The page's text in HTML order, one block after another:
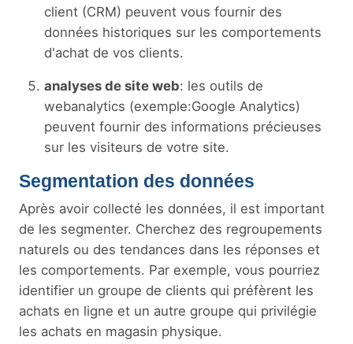
client (CRM) peuvent vous fournir des
données historiques sur les comportements
d'achat de vos clients.
analyses de site web: les outils de
webanalytics (exemple:Google Analytics)
peuvent fournir des informations précieuses
sur les visiteurs de votre site.
Segmentation des données
Après avoir collecté les données, il est important
de les segmenter. Cherchez des regroupements
naturels ou des tendances dans les réponses et
les comportements. Par exemple, vous pourriez
identifier un groupe de clients qui préfèrent les
achats en ligne et un autre groupe qui privilégie
les achats en magasin physique.